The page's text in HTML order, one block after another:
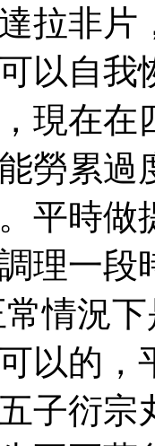
拉非
以自我
現在在
勞累過
平時
理一段
情況
以的，
子衍